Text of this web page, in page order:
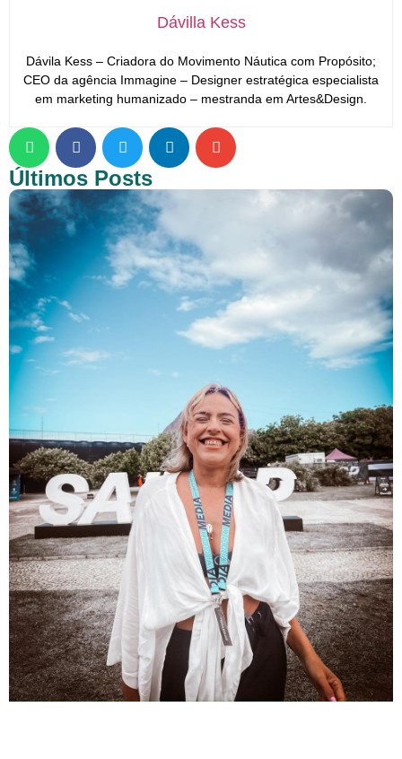
Dávilla Kess
Dávila Kess – Criadora do Movimento Náutica com Propósito;
CEO da agência Immagine – Designer estratégica especialista
em marketing humanizado – mestranda em Artes&Design.
Últimos Posts